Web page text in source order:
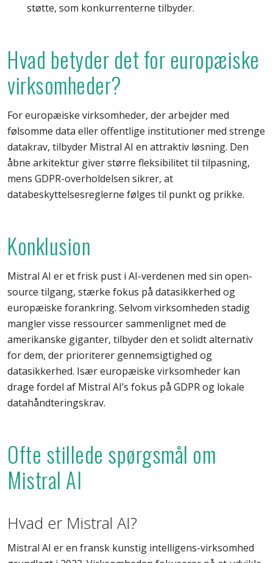
støtte, som konkurrenterne tilbyder.
Hvad betyder det for europæiske
virksomheder?
For europæiske virksomheder, der arbejder med
følsomme data eller offentlige institutioner med strenge
datakrav, tilbyder Mistral AI en attraktiv løsning. Den
åbne arkitektur giver større fleksibilitet til tilpasning,
mens GDPR-overholdelsen sikrer, at
databeskyttelsesreglerne følges til punkt og prikke.
Konklusion
Mistral AI er et frisk pust i AI-verdenen med sin open-
source tilgang, stærke fokus på datasikkerhed og
europæiske forankring. Selvom virksomheden stadig
mangler visse ressourcer sammenlignet med de
amerikanske giganter, tilbyder den et solidt alternativ
for dem, der prioriterer gennemsigtighed og
datasikkerhed. Især europæiske virksomheder kan
drage fordel af Mistral AI’s fokus på GDPR og lokale
datahåndteringskrav.
Ofte stillede spørgsmål om
Mistral AI
Hvad er Mistral AI?
Mistral AI er en fransk kunstig intelligens-virksomhed